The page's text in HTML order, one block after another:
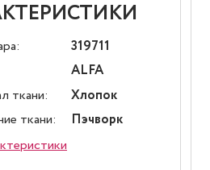
319711
ALFA
ткани:
Хлопок
ткани:
Пэчворк